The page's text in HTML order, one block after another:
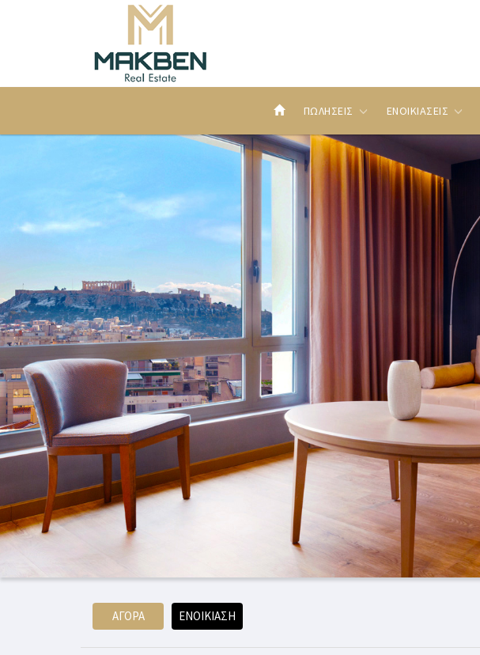
ΠΩΛΗΣΕΙΣ ΕΝΟΙΚΙΑΣΕΙΣ
ΑΓΟΡΆ ΕΝΟΙΚΊΑΣΗ